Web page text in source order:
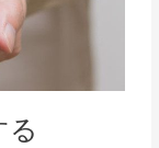
る